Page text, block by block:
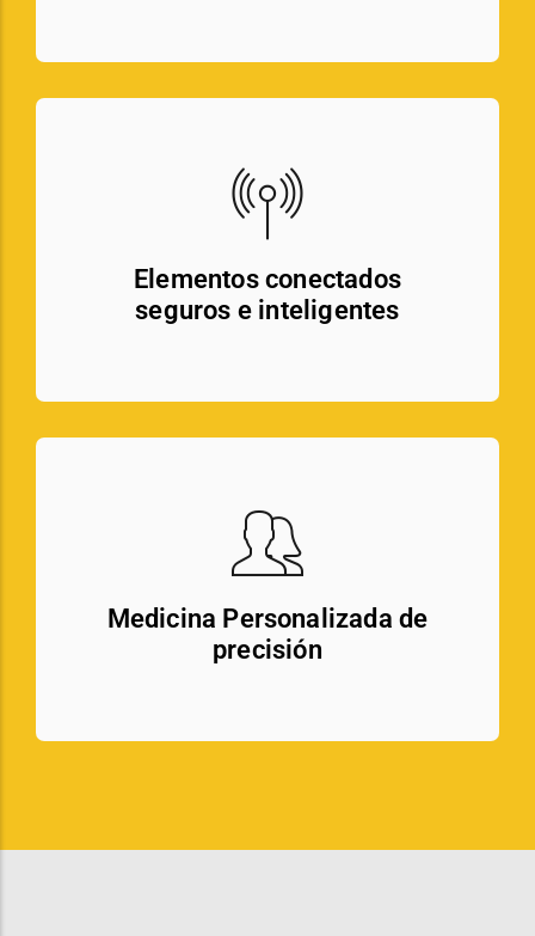
Elementos conectados
seguros e inteligentes
Medicina Personalizada de
precisión